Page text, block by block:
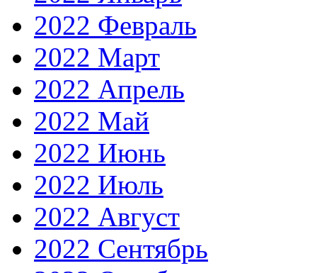
2022 Февраль
2022 Март
2022 Апрель
2022 Май
2022 Июнь
2022 Июль
2022 Август
2022 Сентябрь